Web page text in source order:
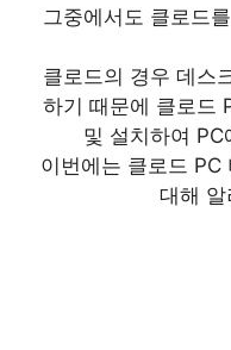
그중에서도 클로드
클로드의 경우 데스
하기 때문에 클로드
및 설치하여
이번에는 클로드 PC
대해 알